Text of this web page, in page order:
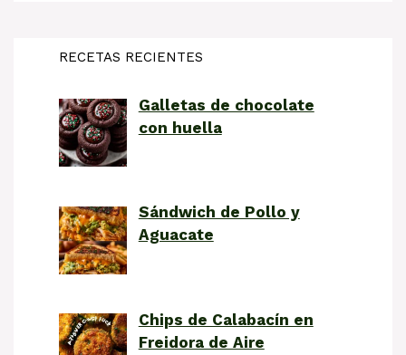
RECETAS RECIENTES
Galletas de chocolate
con huella
Sándwich de Pollo y
Aguacate
Chips de Calabacín en
Freidora de Aire